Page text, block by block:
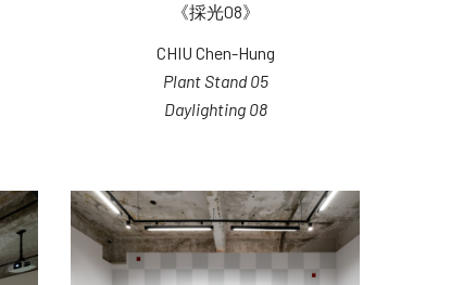
《採光08》
CHIU Chen-Hung
Plant Stand 05
Daylighting 08